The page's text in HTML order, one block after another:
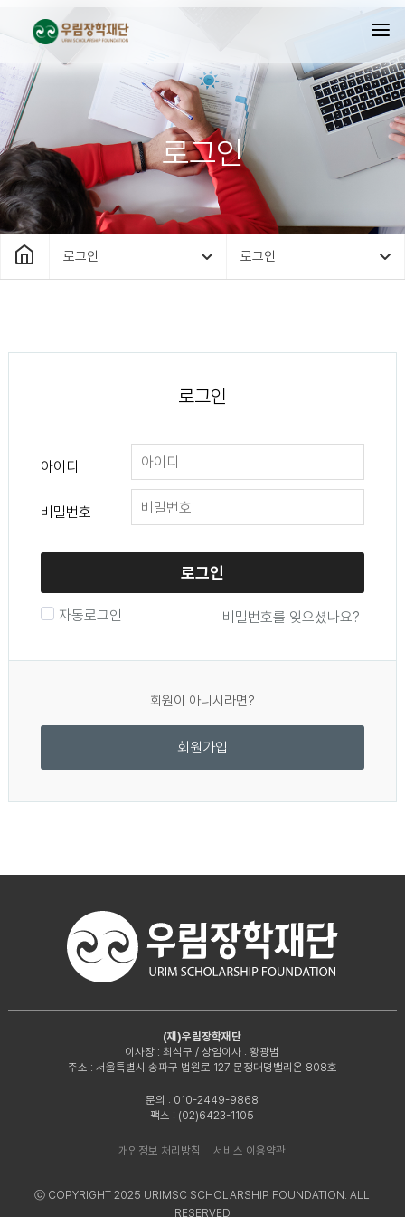
로그인
로그인 로그인
회원이 아니시라면?
회원가입
로그인
아이디
비밀번호
로그인
자동로그인 비밀번호를 잊으셨나요?
(재)우림장학재단
이사장 : 최석구 / 상임이사 : 황광범
주소 : 서울특별시 송파구 법원로 127 문정대명밸리온 808호
문의 : 010-2449-9868
팩스 : (02)6423-1105
개인정보 처리방침 서비스 이용약관
ⓒ COPYRIGHT 2025 URIMSC SCHOLARSHIP FOUNDATION. ALL
RESERVED